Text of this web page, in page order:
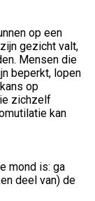
op een
gezicht valt,
Mensen die
beperkt, lopen
op
zichzelf
kan
mond is: ga
deel van) de